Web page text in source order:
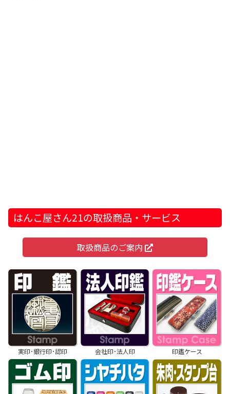
はんこ屋さん21の取扱商品・サービス
取扱商品のご案内
実印･銀行印･認印 会社印･法人印 印鑑ケース